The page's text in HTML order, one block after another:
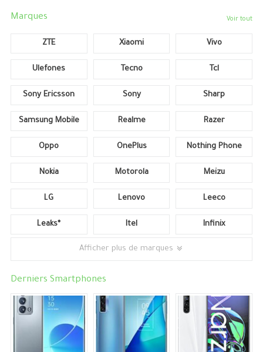
Marques Voir tout
ZTE Xiaomi Vivo
Ulefones Tecno Tcl
Sony Ericsson Sony Sharp
Samsung Mobile Realme Razer
Oppo OnePlus Nothing Phone
Nokia Motorola Meizu
LG Lenovo Leeco
Leaks* Itel Infinix
Afficher plus de marques
Derniers Smartphones